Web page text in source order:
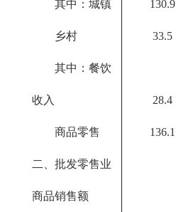
其中：城镇 130.9
乡村 33.5
其中：餐饮
收入 28.4
商品零售 136.1
二、批发零售业
商品销售额